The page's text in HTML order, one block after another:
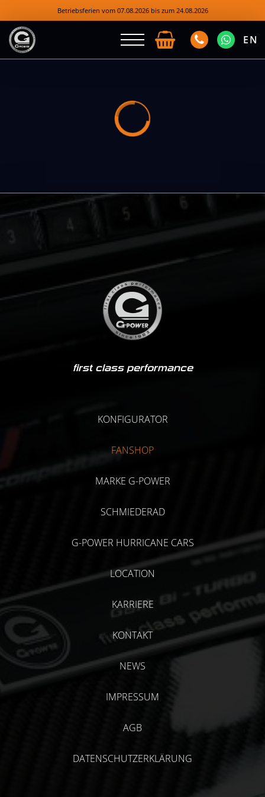
Betriebsferien vom 07.08.2026 bis zum 24.08.2026
EN
first class performance
KONFIGURATOR
FANSHOP
MARKE G-POWER
SCHMIEDERAD
G-POWER HURRICANE CARS
LOCATION
KARRIERE
KONTAKT
NEWS
IMPRESSUM
AGB
DATENSCHUTZERKLÄRUNG